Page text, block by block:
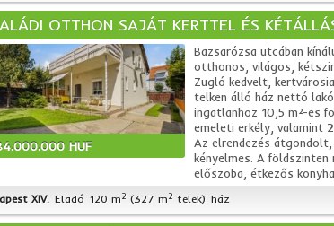
OTTHON SAJÁT KERTTEL ÉS
HUF
Bazsarózsa utcában
otthonos, világos,
Zugló kedvelt,
telken álló ház nettó
ingatlanhoz 10,5 m²-es
emeleti erkély, valamint
Az elrendezés
kényelmes. A földszinten
előszoba, étkezős
XIV. Eladó 120 m2 (327 m2 telek) ház